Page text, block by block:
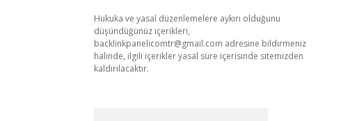
Hukuka ve yasal düzenlemelere aykırı olduğunu
düşündüğünüz içerikleri,
backlinkpanelicomtr@gmail.com adresine bildirmeniz
halinde, ilgili içerikler yasal süre içerisinde sitemizden
kaldırılacaktır.